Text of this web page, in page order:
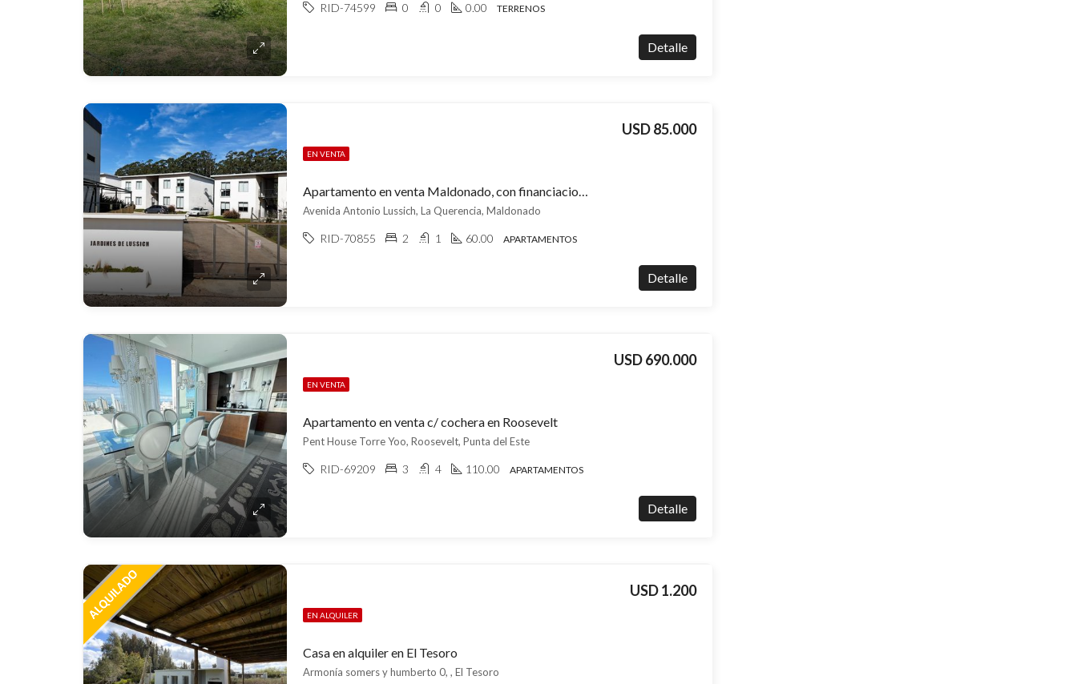
RID-74599 0 0 0.00 TERRENOS
Detalle
EN VENTA
Apartamento en venta Maldonado, con financiacion propia – ideal inversor
USD 85.000
Avenida Antonio Lussich, La Querencia, Maldonado
RID-70855 2 1 60.00 APARTAMENTOS
Detalle
EN VENTA
Apartamento en venta c/ cochera en Roosevelt
USD 690.000
Pent House Torre Yoo, Roosevelt, Punta del Este
RID-69209 3 4 110.00 APARTAMENTOS
Detalle
EN ALQUILER
Casa en alquiler en El Tesoro
USD 1.200
Armonía somers y humberto 0, , El Tesoro